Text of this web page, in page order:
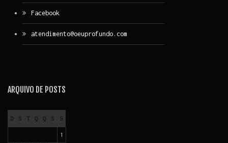
Facebook
atendimento@oeuprofundo.com
ARQUIVO DE POSTS
D S T Q Q S S
1